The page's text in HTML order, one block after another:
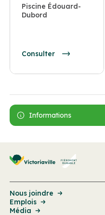
Piscine Édouard-
Dubord
Consulter
Informations
Nous joindre
Emplois
Média